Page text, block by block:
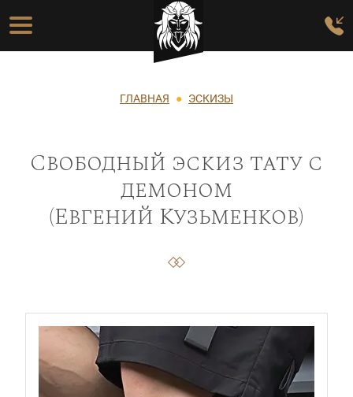
Перейти к основному содержанию
Основная навигация
Строка навигации
ГЛАВНАЯ ЭСКИЗЫ
Свободный эскиз тату с
демоном
(Евгений Кузьменков)